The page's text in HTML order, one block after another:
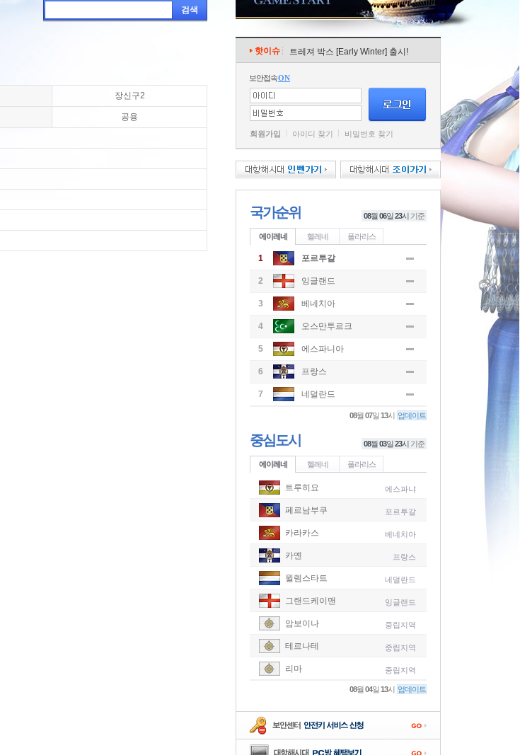
검색
장신구2
공용
핫이슈 트레져 박스 [Early Winter] 출시!
보안접속ON
회원가입 아이디 찾기 비밀번호 찾기
국가순위 08월 06일 23시 기준
에이레네 헬레네 폴라리스
1 포르투갈
2 잉글랜드
3 베네치아
4 오스만투르크
5 에스파니아
6 프랑스
-
7 네덜란드
08월07일13시 업데이트
중심도시 08월 03일 23시 기준
에이레네 헬레네 폴라리스
트루히요 에스파냐
페르남부쿠 포르투갈
카라카스 베네치아
카옌 프랑스
윌렘스타트 네덜란드
그랜드케이맨 잉글랜드
암보이나 중립지역
테르나테 중립지역
리마 중립지역
08월04일13시 업데이트